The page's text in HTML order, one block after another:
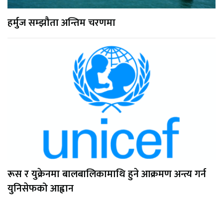
हर्मुज सम्झौता अन्तिम चरणमा
रूस र युक्रेनमा बालबालिकामाथि हुने आक्रमण अन्त्य गर्न
युनिसेफको आह्वान